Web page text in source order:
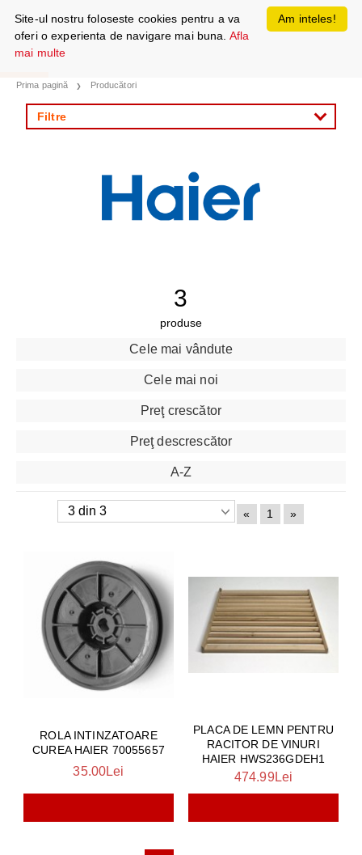
Prima pagină Producători
Filtre
3
produse
Cele mai vândute
Cele mai noi
Preţ crescător
Preţ descrescător
A-Z
« 1 »
ROLA INTINZATOARE
CUREA HAIER 70055657
35.00Lei
PLACA DE LEMN PENTRU
RACITOR DE VINURI
HAIER HWS236GDEH1
474.99Lei
Am inteles!
Site-ul nostru foloseste cookies pentru a va
oferi o experienta de navigare mai buna. Afla
mai multe